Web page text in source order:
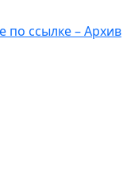
ссылке – Архив